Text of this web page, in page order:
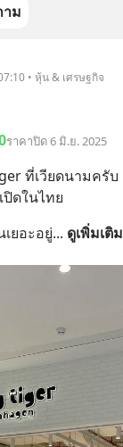
ม
• หุ้น & เศรษฐกิจ
ราคาปิด 6 มิ.ย. 2025
ที่เวียดนามครับ
ปิดในไทย
ยอะอยู่... ดูเพิ่มเติม